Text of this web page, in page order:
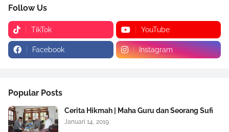
Follow Us
TikTok YouTube
Facebook Instagram
Popular Posts
Cerita Hikmah | Maha Guru dan Seorang Sufi
Januari 14, 2019